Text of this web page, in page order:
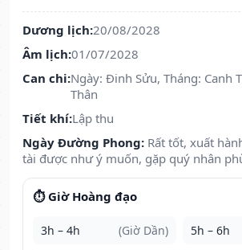
Dương lịch:20/08/2028
Âm lịch:01/07/2028
Can chi:Ngày: Đinh Sửu, Tháng: Canh
Thân
Tiết khí:Lập thu
Ngày Đường Phong: Rất tốt, xuất
tài được như ý muốn, gặp quý nhân
⏱️ Giờ Hoàng đạo
3h – 4h (Giờ Dần) 5h – 6h